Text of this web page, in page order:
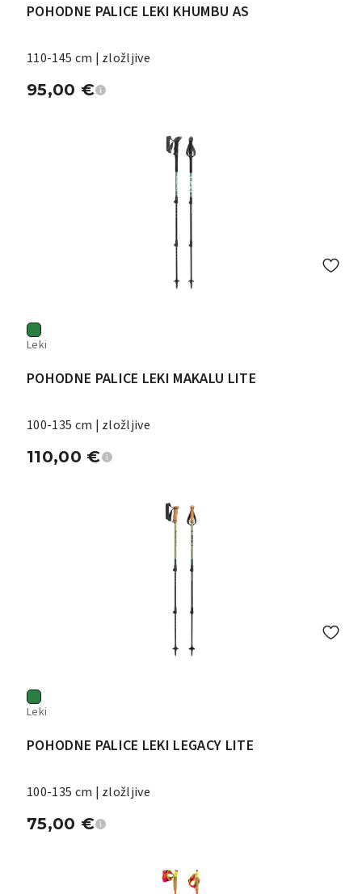
POHODNE PALICE LEKI KHUMBU AS
110-145 cm | zložljive
95,00 €
Leki
POHODNE PALICE LEKI MAKALU LITE
100-135 cm | zložljive
110,00 €
Leki
POHODNE PALICE LEKI LEGACY LITE
100-135 cm | zložljive
75,00 €